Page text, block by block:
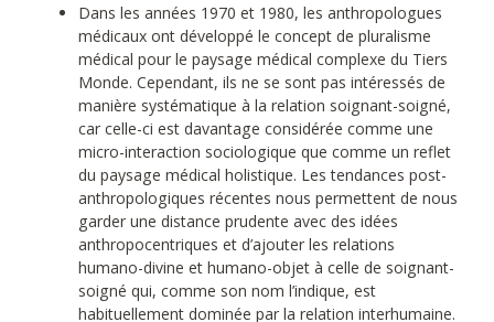
Dans les années 1970 et 1980, les anthropologues
médicaux ont développé le concept de pluralisme
médical pour le paysage médical complexe du Tiers
Monde. Cependant, ils ne se sont pas intéressés de
manière systématique à la relation soignant-soigné,
car celle-ci est davantage considérée comme une
micro-interaction sociologique que comme un reflet
du paysage médical holistique. Les tendances post-
anthropologiques récentes nous permettent de nous
garder une distance prudente avec des idées
anthropocentriques et d’ajouter les relations
humano-divine et humano-objet à celle de soignant-
soigné qui, comme son nom l’indique, est
habituellement dominée par la relation interhumaine.